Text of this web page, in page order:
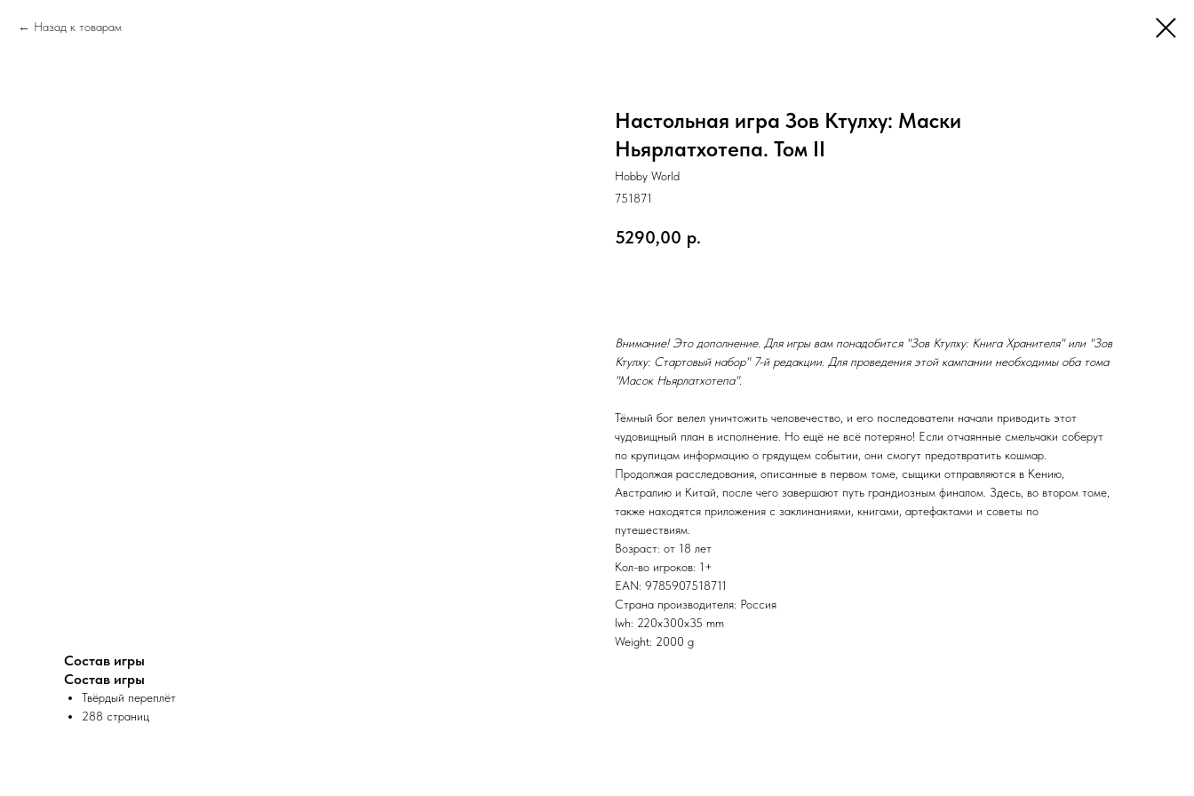
Назад к товарам
Настольная игра Зов Ктулху: Маски
Ньярлатхотепа. Том II
Hobby World
751871
5290,00 р.
Внимание! Это дополнение. Для игры вам понадобится "Зов Ктулху: Книга Хранителя" или "Зов
Ктулху: Стартовый набор" 7-й редакции. Для проведения этой кампании необходимы оба тома
"Масок Ньярлатхотепа".
Тёмный бог велел уничтожить человечество, и его последователи начали приводить этот
чудовищный план в исполнение. Но ещё не всё потеряно! Если отчаянные смельчаки соберут
по крупицам информацию о грядущем событии, они смогут предотвратить кошмар.
Продолжая расследования, описанные в первом томе, сыщики отправляются в Кению,
Австралию и Китай, после чего завершают путь грандиозным финалом. Здесь, во втором томе,
также находятся приложения с заклинаниями, книгами, артефактами и советы по
путешествиям.
Возраст: от 18 лет
Кол-во игроков: 1+
EAN: 9785907518711
Страна производителя: Россия
lwh: 220x300x35 mm
Weight: 2000 g
Состав игры
Состав игры
Твёрдый переплёт
288 страниц